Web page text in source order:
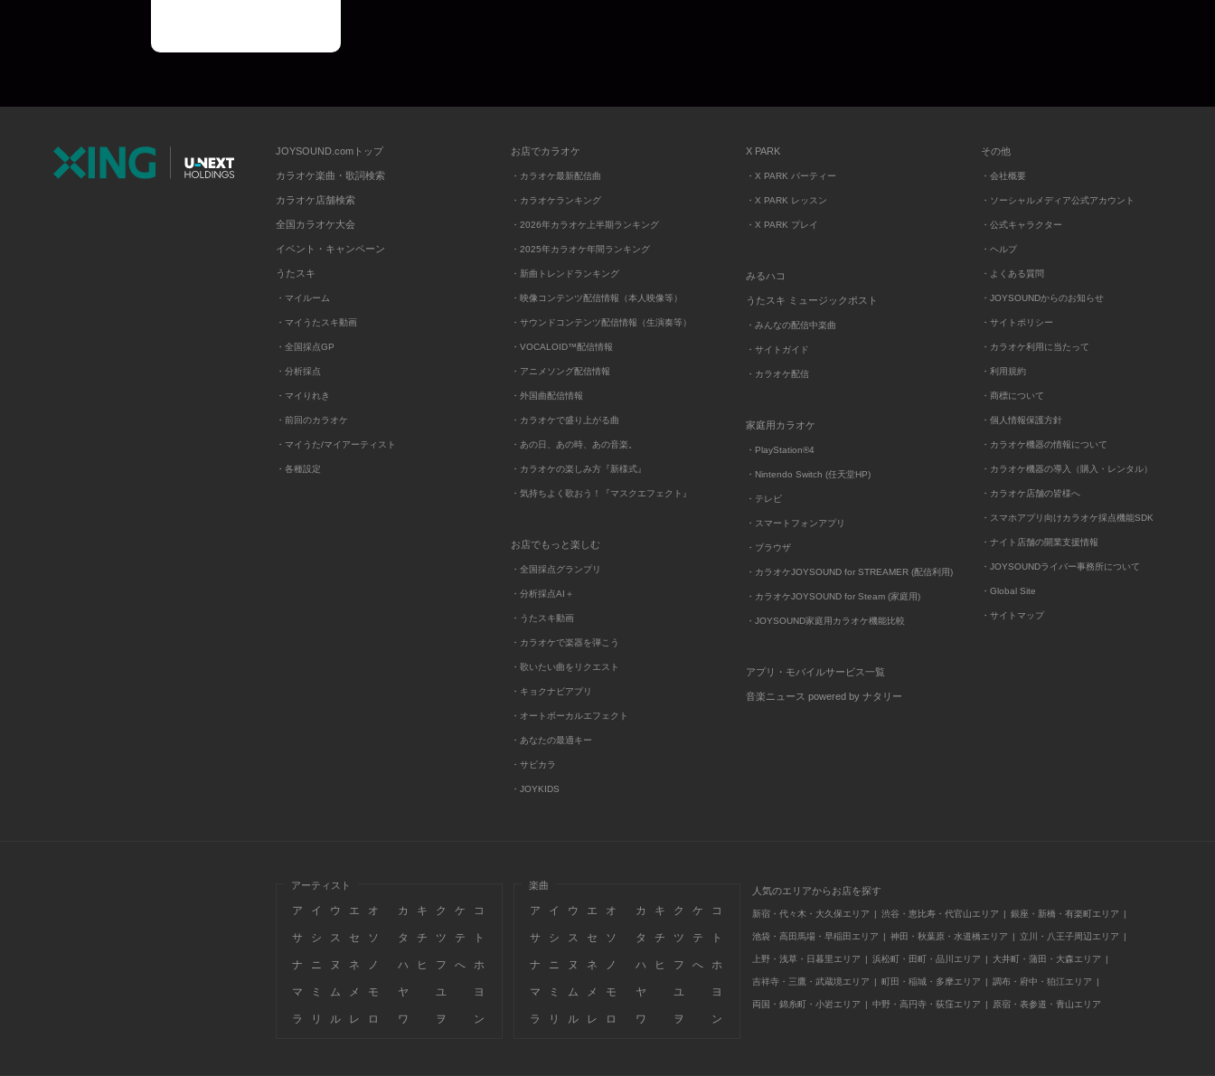
JOYSOUND.comトップ
カラオケ楽曲・歌詞検索
カラオケ店舗検索
全国カラオケ大会
イベント・キャンペーン
うたスキ
・マイルーム
・マイうたスキ動画
・全国採点GP
・分析採点
・マイりれき
・前回のカラオケ
・マイうた/マイアーティスト
・各種設定
お店でカラオケ
・カラオケ最新配信曲
・カラオケランキング
・2026年カラオケ上半期ランキング
・2025年カラオケ年間ランキング
・新曲トレンドランキング
・映像コンテンツ配信情報（本人映像等）
・サウンドコンテンツ配信情報（生演奏等）
・VOCALOID™配信情報
・アニメソング配信情報
・外国曲配信情報
・カラオケで盛り上がる曲
・あの日、あの時、あの音楽。
・カラオケの楽しみ方『新様式』
・気持ちよく歌おう！『マスクエフェクト』
お店でもっと楽しむ
・全国採点グランプリ
・分析採点AI＋
・うたスキ動画
・カラオケで楽器を弾こう
・歌いたい曲をリクエスト
・キョクナビアプリ
・オートボーカルエフェクト
・あなたの最適キー
・サビカラ
・JOYKIDS
X PARK
・X PARK パーティー
・X PARK レッスン
・X PARK プレイ
みるハコ
うたスキ ミュージックポスト
・みんなの配信中楽曲
・サイトガイド
・カラオケ配信
家庭用カラオケ
・PlayStation®4
・Nintendo Switch (任天堂HP)
・テレビ
・スマートフォンアプリ
・ブラウザ
・カラオケJOYSOUND for STREAMER (配信利用)
・カラオケJOYSOUND for Steam (家庭用)
・JOYSOUND家庭用カラオケ機能比較
アプリ・モバイルサービス一覧
音楽ニュース powered by ナタリー
その他
・会社概要
・ソーシャルメディア公式アカウント
・公式キャラクター
・ヘルプ
・よくある質問
・JOYSOUNDからのお知らせ
・サイトポリシー
・カラオケ利用に当たって
・利用規約
・商標について
・個人情報保護方針
・カラオケ機器の情報について
・カラオケ機器の導入（購入・レンタル）
・カラオケ店舗の皆様へ
・スマホアプリ向けカラオケ採点機能SDK
・ナイト店舗の開業支援情報
・JOYSOUNDライバー事務所について
・Global Site
・サイトマップ
アーティスト
ア イ ウ エ オ カ キ ク ケ コ
サ シ ス セ ソ タ チ ツ テ ト
ナ ニ ヌ ネ ノ ハ ヒ フ へ ホ
マ ミ ム メ モ ヤ ユ ヨ
ラ リ ル レ ロ ワ ヲ ン
楽曲
ア イ ウ エ オ カ キ ク ケ コ
サ シ ス セ ソ タ チ ツ テ ト
ナ ニ ヌ ネ ノ ハ ヒ フ へ ホ
マ ミ ム メ モ ヤ ユ ヨ
ラ リ ル レ ロ ワ ヲ ン
人気のエリアからお店を探す
新宿・代々木・大久保エリア 渋谷・恵比寿・代官山エリア 銀座・新橋・有楽町エリア
池袋・高田馬場・早稲田エリア 神田・秋葉原・水道橋エリア 立川・八王子周辺エリア
上野・浅草・日暮里エリア 浜松町・田町・品川エリア 大井町・蒲田・大森エリア
吉祥寺・三鷹・武蔵境エリア 町田・稲城・多摩エリア 調布・府中・狛江エリア
両国・錦糸町・小岩エリア 中野・高円寺・荻窪エリア 原宿・表参道・青山エリア